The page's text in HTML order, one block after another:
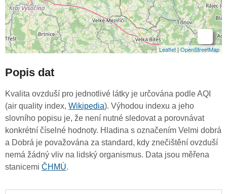
Leaflet | OpenStreetMap
Popis dat
Kvalita ovzduší pro jednotlivé látky je určována podle AQI
(air quality index, Wikipedia). Výhodou indexu a jeho
slovního popisu je, že není nutné sledovat a porovnávat
konkrétní číselné hodnoty. Hladina s označením Velmi dobrá
a Dobrá je považována za standard, kdy znečištění ovzduší
nemá žádný vliv na lidský organismus. Data jsou měřena
stanicemi ČHMÚ.